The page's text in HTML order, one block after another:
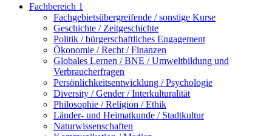
Fachbereich 1
Fachgebietsübergreifende / sonstige Kurse
Geschichte / Zeitgeschichte
Politik / bürgerschaftliches Engagement
Ökonomie / Recht / Finanzen
Globales Lernen / BNE / Umweltbildung und
Verbraucherfragen
Persönlichkeitsentwicklung / Psychologie
Diversity / Gender / Interkulturalität
Philosophie / Religion / Ethik
Länder- und Heimatkunde / Stadtkultur
Naturwissenschaften